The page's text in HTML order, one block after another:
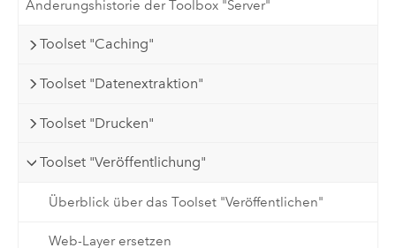
Änderungshistorie der Toolbox "Server"
Toolset "Caching"
Toolset "Datenextraktion"
Toolset "Drucken"
Toolset "Veröffentlichung"
Überblick über das Toolset "Veröffentlichen"
Web-Layer ersetzen